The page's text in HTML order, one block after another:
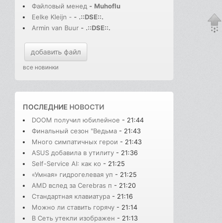
Файловый менед - Muhoflu
Eelke Kleijn - - .::DSE::.
Armin van Buur - .::DSE::.
добавить файл
все новинки
ПОСЛЕДНИЕ НОВОСТИ
DOOM получил юбилейное - 21:44
Финальный сезон "Ведьма - 21:43
Много симпатичных герои - 21:43
ASUS добавила в утилиту - 21:36
Self-Service AI: как ко - 21:25
«Умная» гидрогелевая уп - 21:25
AMD вслед за Cerebras п - 21:20
Стандартная клавиатура - 21:16
Можно ли ставить горячу - 21:14
В Cеть утекли изображен - 21:13